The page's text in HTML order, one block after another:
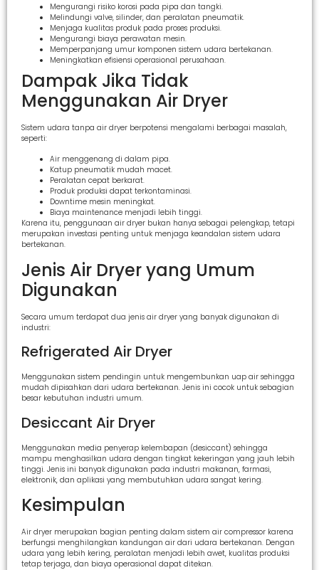
Mengurangi risiko korosi pada pipa dan tangki.
Melindungi valve, silinder, dan peralatan pneumatik.
Menjaga kualitas produk pada proses produksi.
Mengurangi biaya perawatan mesin.
Memperpanjang umur komponen sistem udara bertekanan.
Meningkatkan efisiensi operasional perusahaan.
Dampak Jika Tidak
Menggunakan Air Dryer
Sistem udara tanpa air dryer berpotensi mengalami berbagai masalah,
seperti:
Air menggenang di dalam pipa.
Katup pneumatik mudah macet.
Peralatan cepat berkarat.
Produk produksi dapat terkontaminasi.
Downtime mesin meningkat.
Biaya maintenance menjadi lebih tinggi.
Karena itu, penggunaan air dryer bukan hanya sebagai pelengkap, tetapi
merupakan investasi penting untuk menjaga keandalan sistem udara
bertekanan.
Jenis Air Dryer yang Umum
Digunakan
Secara umum terdapat dua jenis air dryer yang banyak digunakan di
industri:
Refrigerated Air Dryer
Menggunakan sistem pendingin untuk mengembunkan uap air sehingga
mudah dipisahkan dari udara bertekanan. Jenis ini cocok untuk sebagian
besar kebutuhan industri umum.
Desiccant Air Dryer
Menggunakan media penyerap kelembapan (desiccant) sehingga
mampu menghasilkan udara dengan tingkat kekeringan yang jauh lebih
tinggi. Jenis ini banyak digunakan pada industri makanan, farmasi,
elektronik, dan aplikasi yang membutuhkan udara sangat kering.
Kesimpulan
Air dryer merupakan bagian penting dalam sistem air compressor karena
berfungsi menghilangkan kandungan air dari udara bertekanan. Dengan
udara yang lebih kering, peralatan menjadi lebih awet, kualitas produksi
tetap terjaga, dan biaya operasional dapat ditekan.